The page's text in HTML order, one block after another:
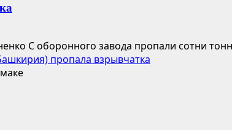
С оборонного завода пропали сотни
пропала взрывчатка